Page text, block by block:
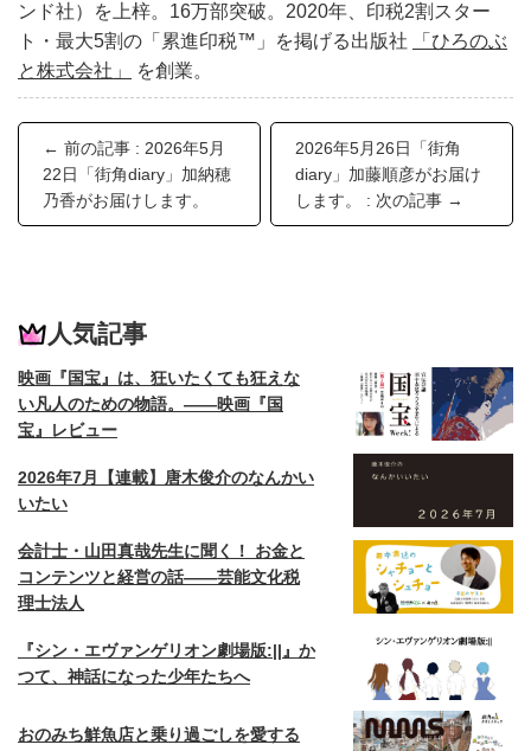
ンド社）を上梓。16万部突破。2020年、印税2割スター
ト・最大5割の「累進印税™︎」を掲げる出版社
「ひろのぶ
と株式会社」
を創業。
← 前の記事 : 2026年5月
22日「街角diary」加納穂
乃香がお届けします。
2026年5月26日「街角
diary」加藤順彦がお届け
します。 : 次の記事 →
人気記事
映画『国宝』は、狂いたくても狂えな
い凡人のための物語。——映画『国
宝』レビュー
2026年7月【連載】唐木俊介のなんかい
いたい
会計士・山田真哉先生に聞く！ お金と
コンテンツと経営の話——芸能文化税
理士法人
『シン・エヴァンゲリオン劇場版:||』か
つて、神話になった少年たちへ
おのみち鮮魚店と乗り過ごしを愛する